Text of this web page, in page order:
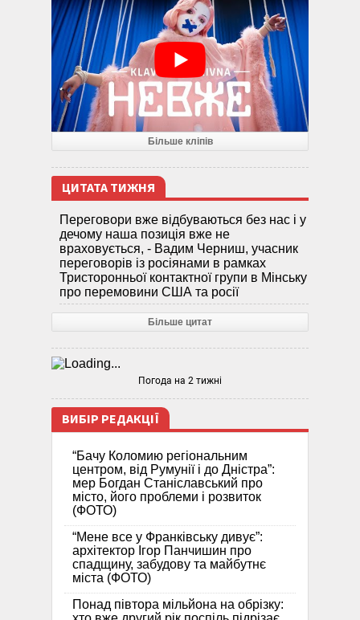
Більше кліпів
ЦИТАТА ТИЖНЯ
Переговори вже відбуваються без нас і у
дечому наша позиція вже не
враховується, - Вадим Черниш, учасник
переговорів із росіянами в рамках
Тристоронньої контактної групи в Мінську
про перемовини США та росії
Більше цитат
Погода на 2 тижні
ВИБІР РЕДАКЦІЇ
“Бачу Коломию регіональним
центром, від Румунії і до Дністра”:
мер Богдан Станіславський про
місто, його проблеми і розвиток
(ФОТО)
“Мене все у Франківську дивує”:
архітектор Ігор Панчишин про
спадщину, забудову та майбутнє
міста (ФОТО)
Понад півтора мільйона на обрізку: